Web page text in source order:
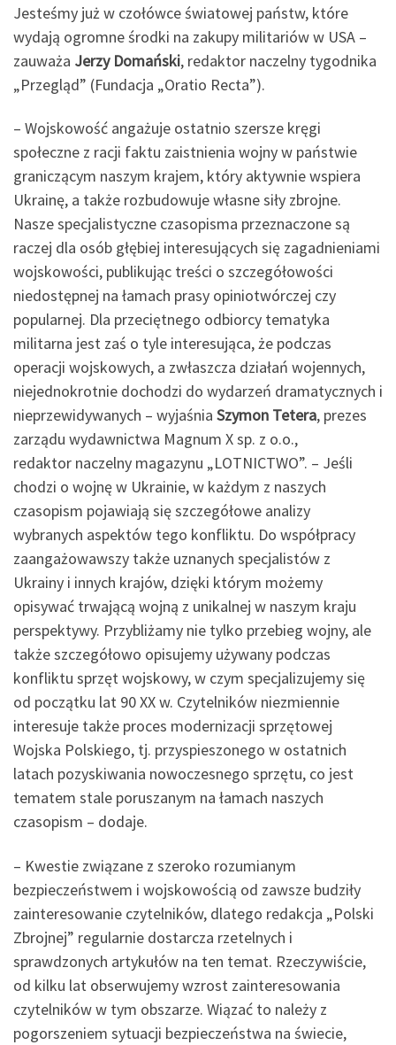
Jesteśmy już w czołówce światowej państw, które
wydają ogromne środki na zakupy militariów w USA –
zauważa Jerzy Domański, redaktor naczelny tygodnika
„Przegląd” (Fundacja „Oratio Recta”).
– Wojskowość angażuje ostatnio szersze kręgi
społeczne z racji faktu zaistnienia wojny w państwie
graniczącym naszym krajem, który aktywnie wspiera
Ukrainę, a także rozbudowuje własne siły zbrojne.
Nasze specjalistyczne czasopisma przeznaczone są
raczej dla osób głębiej interesujących się zagadnieniami
wojskowości, publikując treści o szczegółowości
niedostępnej na łamach prasy opiniotwórczej czy
popularnej. Dla przeciętnego odbiorcy tematyka
militarna jest zaś o tyle interesująca, że podczas
operacji wojskowych, a zwłaszcza działań wojennych,
niejednokrotnie dochodzi do wydarzeń dramatycznych i
nieprzewidywanych – wyjaśnia Szymon Tetera, prezes
zarządu wydawnictwa Magnum X sp. z o.o.,
redaktor naczelny magazynu „LOTNICTWO”. – Jeśli
chodzi o wojnę w Ukrainie, w każdym z naszych
czasopism pojawiają się szczegółowe analizy
wybranych aspektów tego konfliktu. Do współpracy
zaangażowawszy także uznanych specjalistów z
Ukrainy i innych krajów, dzięki którym możemy
opisywać trwającą wojną z unikalnej w naszym kraju
perspektywy. Przybliżamy nie tylko przebieg wojny, ale
także szczegółowo opisujemy używany podczas
konfliktu sprzęt wojskowy, w czym specjalizujemy się
od początku lat 90 XX w. Czytelników niezmiennie
interesuje także proces modernizacji sprzętowej
Wojska Polskiego, tj. przyspieszonego w ostatnich
latach pozyskiwania nowoczesnego sprzętu, co jest
tematem stale poruszanym na łamach naszych
czasopism – dodaje.
– Kwestie związane z szeroko rozumianym
bezpieczeństwem i wojskowością od zawsze budziły
zainteresowanie czytelników, dlatego redakcja „Polski
Zbrojnej” regularnie dostarcza rzetelnych i
sprawdzonych artykułów na ten temat. Rzeczywiście,
od kilku lat obserwujemy wzrost zainteresowania
czytelników w tym obszarze. Wiązać to należy z
pogorszeniem sytuacji bezpieczeństwa na świecie,